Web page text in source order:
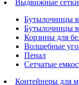
Выдвижные
Бутылочницы
Бутылочницы
Корзины для
Волшебные
Пенал
Cетчатые
Контейнеры для